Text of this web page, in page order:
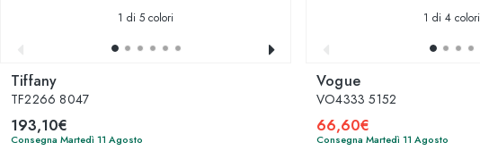
1 di 5 colori
Tiffany
TF2266 8047
193,10€
Consegna Martedì 11 Agosto
1 di 4 colori
Vogue
VO4333 5152
66,60€
Consegna Martedì 11 Agosto